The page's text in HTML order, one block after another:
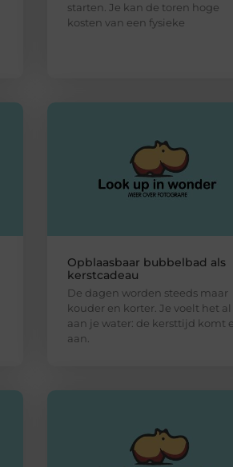
starten. Je kan de toren hoge
kosten van een fysieke
Opblaasbaar bubbelbad als
kerstcadeau
De dagen worden steeds maar
kouder en korter. Je voelt het al
aan je water: de kersttijd komt
aan.